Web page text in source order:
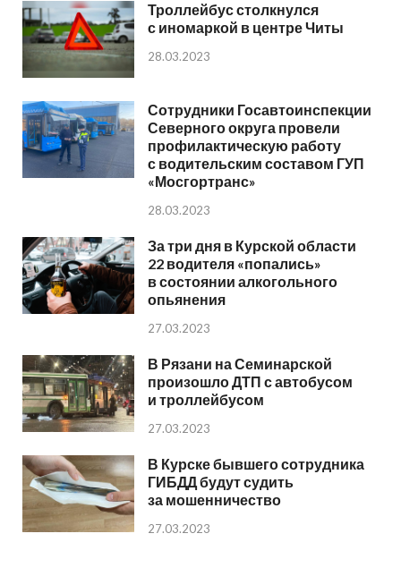
Троллейбус столкнулся
с иномаркой в центре Читы
28.03.2023
Сотрудники Госавтоинспекции
Северного округа провели
профилактическую работу
с водительским составом ГУП
«Мосгортранс»
28.03.2023
За три дня в Курской области
22 водителя «попались»
в состоянии алкогольного
опьянения
27.03.2023
В Рязани на Семинарской
произошло ДТП с автобусом
и троллейбусом
27.03.2023
В Курске бывшего сотрудника
ГИБДД будут судить
за мошенничество
27.03.2023